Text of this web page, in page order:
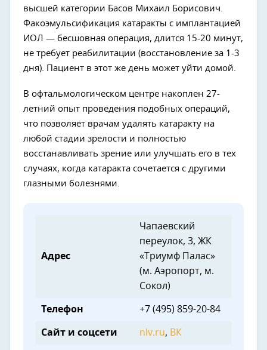
высшей категории Басов Михаил Борисович.
Факоэмульсификация катаракты с имплантацией
ИОЛ — бесшовная операция, длится 15-20 минут,
не требует реабилитации (восстановление за 1-3
дня). Пациент в этот же день может уйти домой.
В офтальмологическом центре накоплен 27-
летний опыт проведения подобных операций,
что позволяет врачам удалять катаракту на
любой стадии зрелости и полностью
восстанавливать зрение или улучшать его в тех
случаях, когда катаракта сочетается с другими
глазными болезнями.
Адрес
Чапаевский
переулок, 3, ЖК
«Триумф Палас»
(м. Аэропорт, м.
Сокол)
Телефон +7 (495) 859-20-84
Сайт и соцсети nlv.ru, ВК